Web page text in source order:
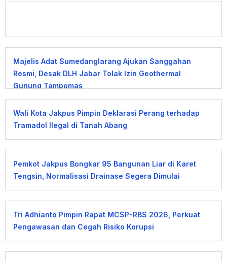
Majelis Adat Sumedanglarang Ajukan Sanggahan
Resmi, Desak DLH Jabar Tolak Izin Geothermal
Gunung Tampomas
Wali Kota Jakpus Pimpin Deklarasi Perang terhadap
Tramadol Ilegal di Tanah Abang
Pemkot Jakpus Bongkar 95 Bangunan Liar di Karet
Tengsin, Normalisasi Drainase Segera Dimulai
Tri Adhianto Pimpin Rapat MCSP-RBS 2026, Perkuat
Pengawasan dan Cegah Risiko Korupsi